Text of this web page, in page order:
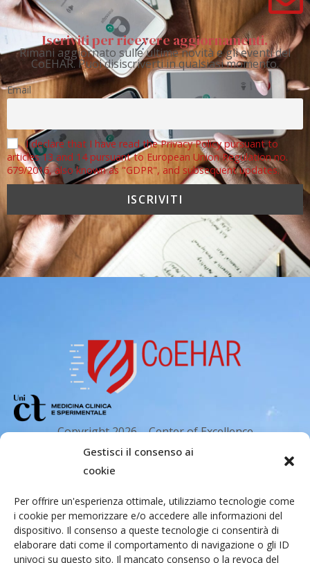
Gestisci il consenso ai
cookie
Per offrire un'esperienza ottimale, utilizziamo tecnologie come
i cookie per memorizzare e/o accedere alle informazioni del
dispositivo. Il consenso a queste tecnologie ci consentirà di
elaborare dati come il comportamento di navigazione o gli ID
univoci su questo sito. Il mancato consenso o la revoca del
Iscriviti per ricevere aggiornamenti.
Rimani aggiornato sulle ultime novità e gli eventi del
CoEHAR. Puoi disiscriverti in qualsiasi momento.
Email
I declare that I have read the Privacy Policy pursuant to
articles 13 and 14 pursuant to European Union Regulation no.
679/2016, also known as "GDPR", and subsequent updates.
Copyright 2026 – Center of Excellence
for the acceleration of Harm Reduction.
Tutti i diritti riservati.
Indirizzo email